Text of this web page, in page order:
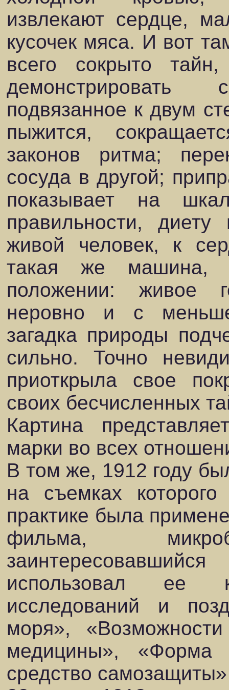
извлекают сердце,
кусочек мяса. И вот
всего сокрыто
подвязанное к двум
пыжится,
законов ритма;
сосуда в другой;
показывает на
правильности,
живой человек, к
такая же машина,
положении: живое
неровно и с
загадка природы
сильно. Точно
приоткрыла свое
своих бесчисленных
Картина
марки во всех
В том же, 1912 году
на съемках
практике была
фильма,
использовал ее
исследований и
моря»,
медицины», «Форма
средство